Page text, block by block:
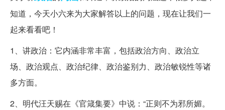
知道，今天小六来为大家解答以上的问题，现在让我们一
起来看看吧！
1、讲政治：它内涵非常丰富，包括政治方向、政治立
场、政治观点、政治纪律、政治鉴别力、政治敏锐性等诸
多方面。
2、明代汪天赐在《官箴集要》中说：“正则不为邪所媚。